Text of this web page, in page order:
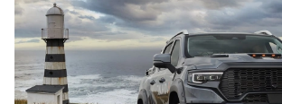
Omoda Geely Haval